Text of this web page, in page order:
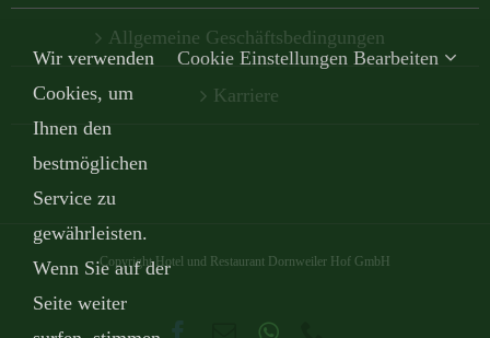
Allgemeine Geschäftsbedingungen
Karriere
Copyright Hotel und Restaurant Dornweiler Hof GmbH
FacebookWhatsApp
Wir verwenden
Cookies, um
Ihnen den
bestmöglichen
Service zu
gewährleisten.
Wenn Sie auf der
Seite weiter
Cookie Einstellungen Bearbeiten